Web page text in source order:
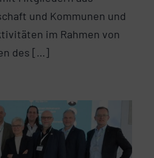
und Kommunen und
im Rahmen von
des […]